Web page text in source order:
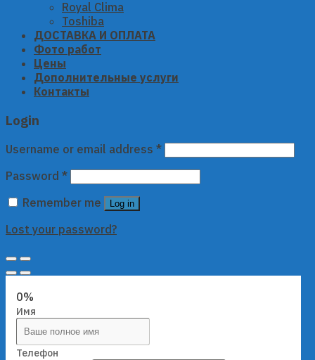
Royal Clima
Toshiba
ДОСТАВКА И ОПЛАТА
Фото работ
Цены
Дополнительные услуги
Контакты
Login
Username or email address *
Password *
Remember me
Log in
Lost your password?
0%
Имя
Телефон